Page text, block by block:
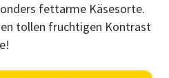
fettarme Käsesorte.
tollen fruchtigen Kontrast